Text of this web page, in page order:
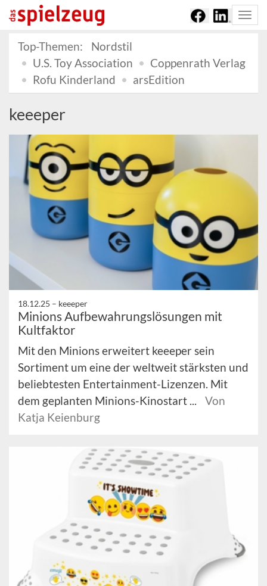
Top-Themen:
Nordstil
U.S. Toy Association
Coppenrath Verlag
Rofu Kinderland
arsEdition
keeeper
18.12.25 – keeeper
Minions Aufbewahrungslösungen mit
Kultfaktor
Mit den Minions erweitert keeeper sein
Sortiment um eine der weltweit stärksten und
beliebtesten Entertainment-Lizenzen. Mit
dem geplanten Minions-Kinostart ...
Von
Katja Keienburg